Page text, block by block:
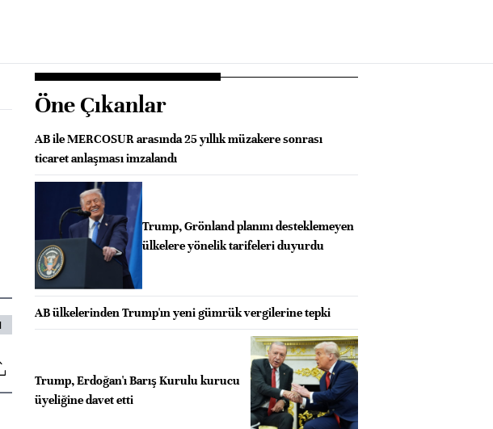
Öne Çıkanlar
AB ile MERCOSUR arasında 25 yıllık müzakere sonrası
ticaret anlaşması imzalandı
Trump, Grönland planını desteklemeyen
ülkelere yönelik tarifeleri duyurdu
AB ülkelerinden Trump'ın yeni gümrük vergilerine tepki
Trump, Erdoğan'ı Barış Kurulu kurucu
üyeliğine davet etti